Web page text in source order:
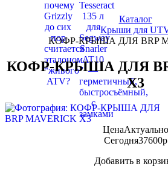
Каталог
Крыши для
КОФР-КРЫША ДЛЯ BRP
КОФР-КРЫША ДЛЯ
X3
ЦенаАктуально
Сегодня37600p
Добавить в